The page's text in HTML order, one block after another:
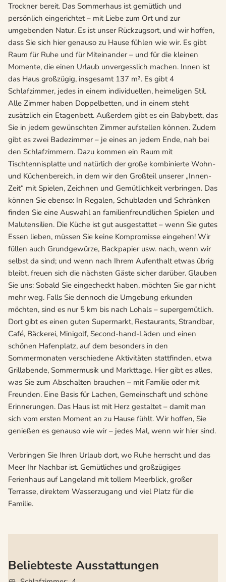
Trockner bereit. Das Sommerhaus ist gemütlich und
persönlich eingerichtet – mit Liebe zum Ort und zur
umgebenden Natur. Es ist unser Rückzugsort, und wir hoffen,
dass Sie sich hier genauso zu Hause fühlen wie wir. Es gibt
Raum für Ruhe und für Miteinander – und für die kleinen
Momente, die einen Urlaub unvergesslich machen. Innen ist
das Haus großzügig, insgesamt 137 m². Es gibt 4
Schlafzimmer, jedes in einem individuellen, heimeligen Stil.
Alle Zimmer haben Doppelbetten, und in einem steht
zusätzlich ein Etagenbett. Außerdem gibt es ein Babybett, das
Sie in jedem gewünschten Zimmer aufstellen können. Zudem
gibt es zwei Badezimmer – je eines an jedem Ende, nah bei
den Schlafzimmern. Dazu kommen ein Raum mit
Tischtennisplatte und natürlich der große kombinierte Wohn-
und Küchenbereich, in dem wir den Großteil unserer „Innen-
Zeit“ mit Spielen, Zeichnen und Gemütlichkeit verbringen. Das
können Sie ebenso: In Regalen, Schubladen und Schränken
finden Sie eine Auswahl an familienfreundlichen Spielen und
Malutensilien. Die Küche ist gut ausgestattet – wenn Sie gutes
Essen lieben, müssen Sie keine Kompromisse eingehen! Wir
füllen auch Grundgewürze, Backpapier usw. nach, wenn wir
selbst da sind; und wenn nach Ihrem Aufenthalt etwas übrig
bleibt, freuen sich die nächsten Gäste sicher darüber. Glauben
Sie uns: Sobald Sie eingecheckt haben, möchten Sie gar nicht
mehr weg. Falls Sie dennoch die Umgebung erkunden
möchten, sind es nur 5 km bis nach Lohals – supergemütlich.
Dort gibt es einen guten Supermarkt, Restaurants, Strandbar,
Café, Bäckerei, Minigolf, Second-hand-Läden und einen
schönen Hafenplatz, auf dem besonders in den
Sommermonaten verschiedene Aktivitäten stattfinden, etwa
Grillabende, Sommermusik und Markttage. Hier gibt es alles,
was Sie zum Abschalten brauchen – mit Familie oder mit
Freunden. Eine Basis für Lachen, Gemeinschaft und schöne
Erinnerungen. Das Haus ist mit Herz gestaltet – damit man
sich vom ersten Moment an zu Hause fühlt. Wir hoffen, Sie
genießen es genauso wie wir – jedes Mal, wenn wir hier sind.
Verbringen Sie Ihren Urlaub dort, wo Ruhe herrscht und das
Meer Ihr Nachbar ist. Gemütliches und großzügiges
Ferienhaus auf Langeland mit tollem Meerblick, großer
Terrasse, direktem Wasserzugang und viel Platz für die
Familie.
Beliebteste Ausstattungen